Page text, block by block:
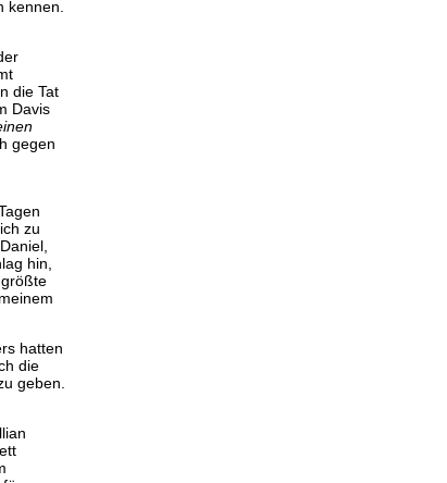
kennen.
die Tat
Davis
gegen
zu
hin,
hatten
die
geben.